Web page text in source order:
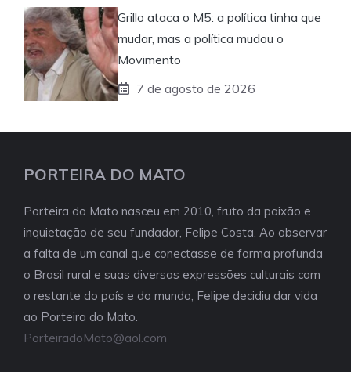
Grillo ataca o M5: a política tinha que
mudar, mas a política mudou o
Movimento
7 de agosto de 2026
PORTEIRA DO MATO
Porteira do Mato nasceu em 2010, fruto da paixão e
inquietação de seu fundador, Felipe Costa. Ao observar
a falta de um canal que conectasse de forma profunda
o Brasil rural e suas diversas expressões culturais com
o restante do país e do mundo, Felipe decidiu dar vida
ao Porteira do Mato.
PorteiradoMato@aol.com